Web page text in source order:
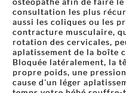
consultation les plus
aussi les coliques ou les
contracture musculaire,
rotation des cervicales,
aplatissement de la boîte
Bloquée latéralement, la
propre poids, une
cause d'un léger